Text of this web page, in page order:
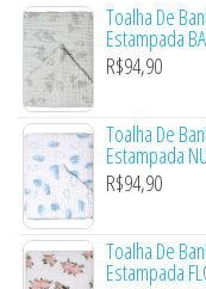
Toalha De
Estampada
R$94,90
Toalha De
Estampada
R$94,90
Toalha De
Estampada